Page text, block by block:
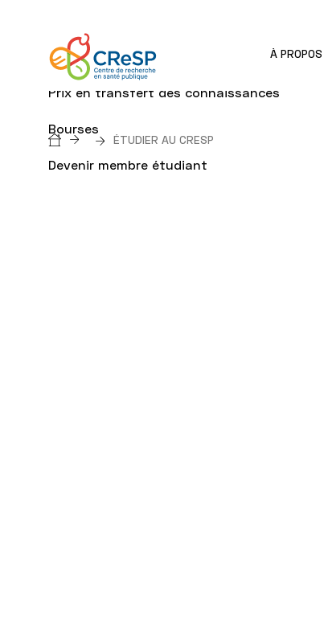
À PROPOS
BreadcrumbÉTUDIER AU CRESP
Étudier au CReSP
Prix en transfert des connaissances
Bourses
Devenir membre étudiant